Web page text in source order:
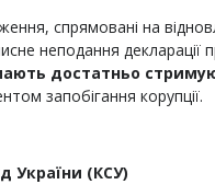
спрямовані на
неподання декларації
достатньо
запобігання корупції.
України (КСУ)